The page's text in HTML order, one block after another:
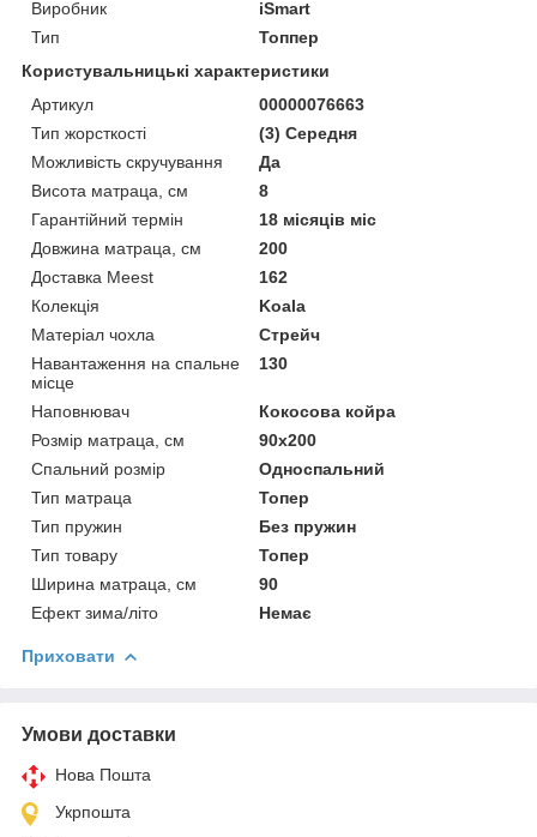
Виробник
iSmart
Тип
Топпер
Користувальницькі характеристики
Артикул
00000076663
Тип жорсткості
(3) Середня
Можливість скручування
Да
Висота матраца, см
8
Гарантійний термін
18 місяців міс
Довжина матраца, см
200
Доставка Meest
162
Колекція
Koala
Матеріал чохла
Стрейч
Навантаження на спальне
місце
130
Наповнювач
Кокосова койра
Розмір матраца, см
90х200
Спальний розмір
Односпальний
Тип матраца
Топер
Тип пружин
Без пружин
Тип товару
Топер
Ширина матраца, см
90
Ефект зима/літо
Немає
Приховати
Умови доставки
Нова Пошта
Укрпошта